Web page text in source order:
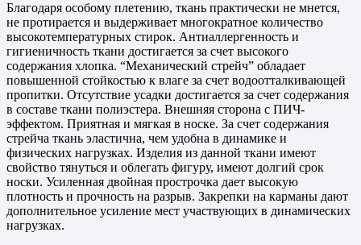
Благодаря особому плетению, ткань практически не мнется,
не протирается и выдерживает многократное количество
высокотемпературных стирок. Антиаллергенность и
гигиеничность ткани достигается за счет высокого
содержания хлопка. “Механический стрейч” обладает
повышенной стойкостью к влаге за счет водоотталкивающей
пропитки. Отсутствие усадки достигается за счет содержания
в составе ткани полиэстера. Внешняя сторона с ПИЧ-
эффектом. Приятная и мягкая в носке. За счет содержания
стрейча ткань эластична, чем удобна в динамике и
физических нагрузках. Изделия из данной ткани имеют
свойство тянуться и облегать фигуру, имеют долгий срок
носки. Усиленная двойная прострочка дает высокую
плотность и прочность на разрыв. Закрепки на карманы дают
дополнительное усиление мест участвующих в динамических
нагрузках.